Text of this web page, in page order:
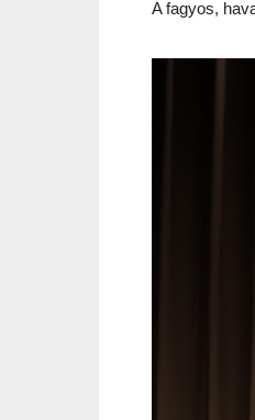
A fagyos,